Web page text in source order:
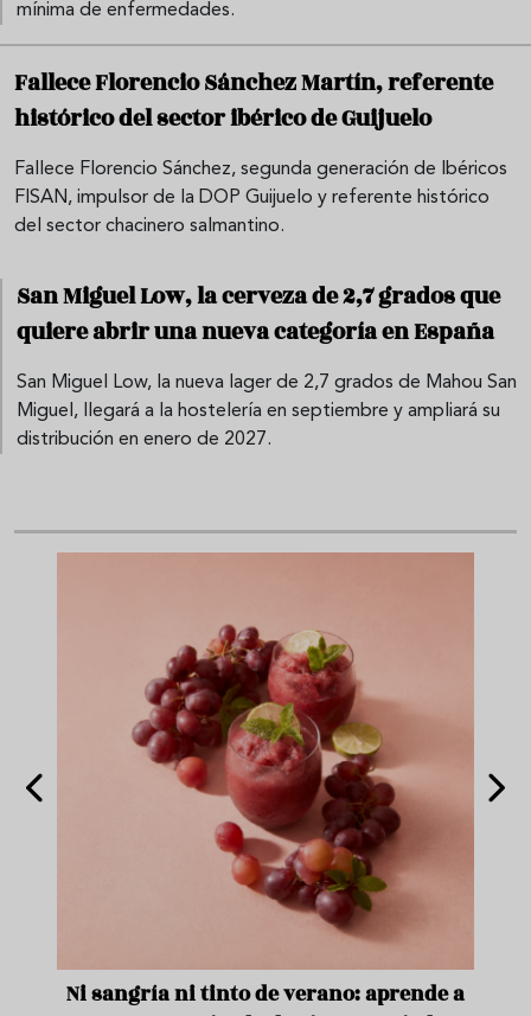
mínima de enfermedades.
Fallece Florencio Sánchez Martín, referente
histórico del sector ibérico de Guijuelo
Fallece Florencio Sánchez, segunda generación de Ibéricos
FISAN, impulsor de la DOP Guijuelo y referente histórico
del sector chacinero salmantino.
San Miguel Low, la cerveza de 2,7 grados que
quiere abrir una nueva categoría en España
San Miguel Low, la nueva lager de 2,7 grados de Mahou San
Miguel, llegará a la hostelería en septiembre y ampliará su
distribución en enero de 2027.
Ni sangría ni tinto de verano: aprende a